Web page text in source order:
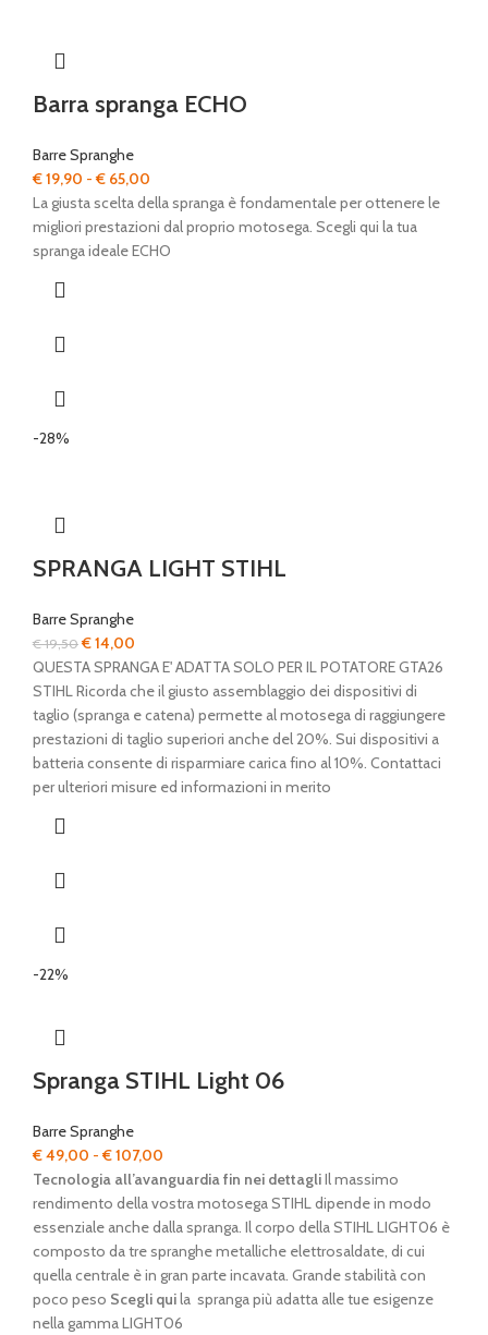
Barra spranga ECHO
Barre Spranghe
€19,90 - € 65,00
di
prezzo:
da
La giusta scelta della spranga è fondamentale per ottenere le
migliori prestazioni dal proprio motosega. Scegli qui la tua
spranga ideale ECHO
-28%
SPRANGA LIGHT STIHL
Barre Spranghe
€19,50Il
prezzo
originale
era:
€ 19,50.
€14,00
prezzo
attuale
è:
€ 14,00.
QUESTA SPRANGA E' ADATTA SOLO PER IL POTATORE GTA26
STIHL Ricorda che il giusto assemblaggio dei dispositivi di
taglio (spranga e catena) permette al motosega di raggiungere
prestazioni di taglio superiori anche del 20%. Sui dispositivi a
batteria consente di risparmiare carica fino al 10%. Contattaci
per ulteriori misure ed informazioni in merito
-22%
Spranga STIHL Light 06
Barre Spranghe
€49,00 - €107,00
di
prezzo:
da
€ 49,00
a
€ 107,00
Tecnologia all’avanguardia fin nei dettagliIl massimo
rendimento della vostra motosega STIHL dipende in modo
essenziale anche dalla spranga. Il corpo della STIHL LIGHT06 è
composto da tre spranghe metalliche elettrosaldate, di cui
quella centrale è in gran parte incavata. Grande stabilità con
poco peso Scegli quila spranga più adatta alle tue esigenze
nella gamma LIGHT06